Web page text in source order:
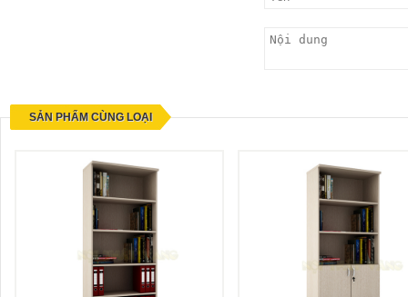
SẢN PHẨM CÙNG LOẠI